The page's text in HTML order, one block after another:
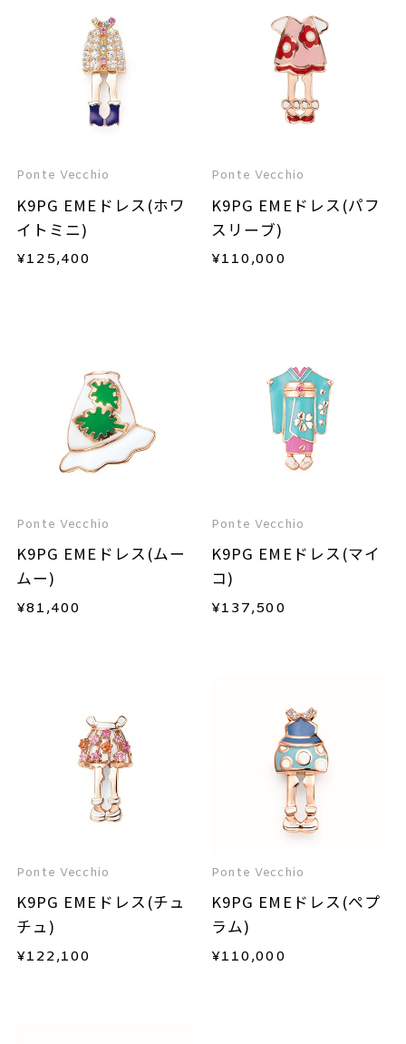
Ponte Vecchio
K9PG EMEドレス(ホワ
イトミニ)
¥125,400
Ponte Vecchio
K9PG EMEドレス(パフ
スリーブ)
¥110,000
Ponte Vecchio
K9PG EMEドレス(ムー
ムー)
¥81,400
Ponte Vecchio
K9PG EMEドレス(マイ
コ)
¥137,500
Ponte Vecchio
K9PG EMEドレス(チュ
チュ)
¥122,100
Ponte Vecchio
K9PG EMEドレス(ぺプ
ラム)
¥110,000